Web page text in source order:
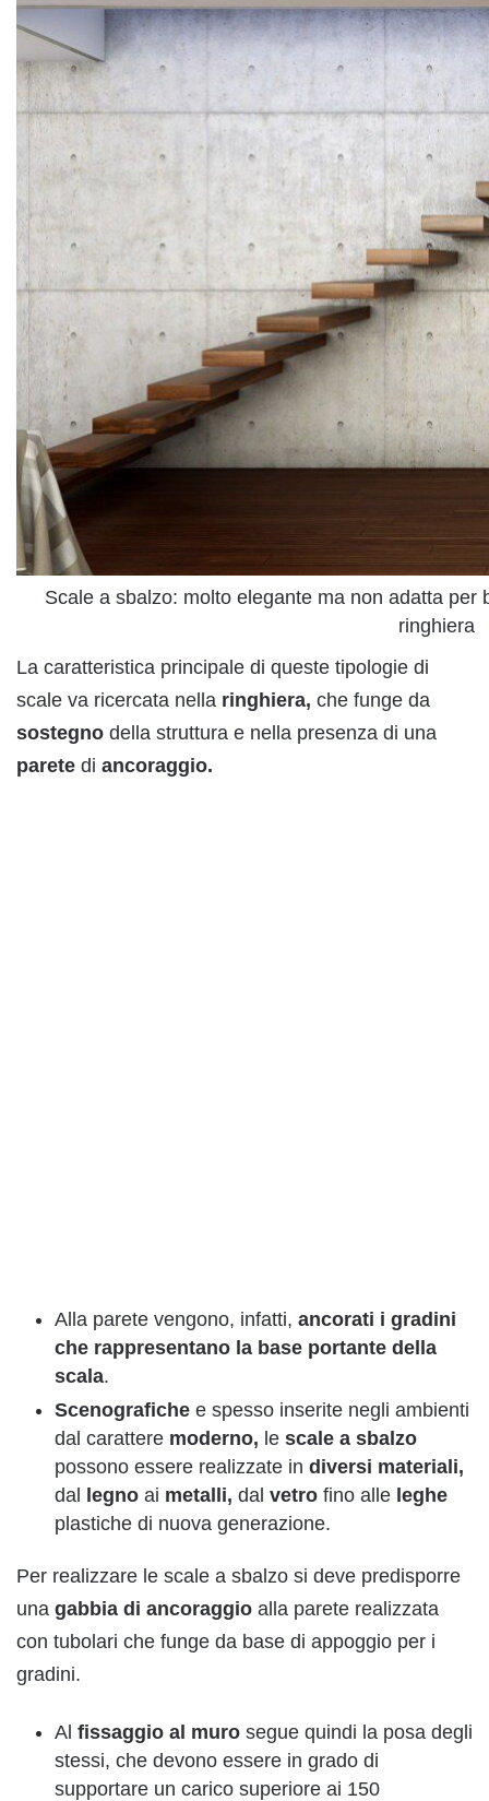
Scale a sbalzo: molto elegante ma non adatta per
ringhiera
La caratteristica principale di queste tipologie di
scale va ricercata nella ringhiera, che funge da
sostegno della struttura e nella presenza di una
parete di ancoraggio.
Alla parete vengono, infatti, ancorati i gradini
che rappresentano la base portante della
scala.
Scenografiche e spesso inserite negli ambienti
dal carattere moderno, le scale a sbalzo
possono essere realizzate in diversi materiali,
dal
legno ai metalli, dal vetro fino alle leghe
plastiche di nuova generazione.
Per realizzare le scale a sbalzo si deve predisporre
una gabbia di ancoraggio alla parete realizzata
con tubolari che funge da base di appoggio per i
gradini.
Al fissaggio al muro segue quindi la posa degli
stessi, che devono essere in grado di
supportare un carico superiore ai 150